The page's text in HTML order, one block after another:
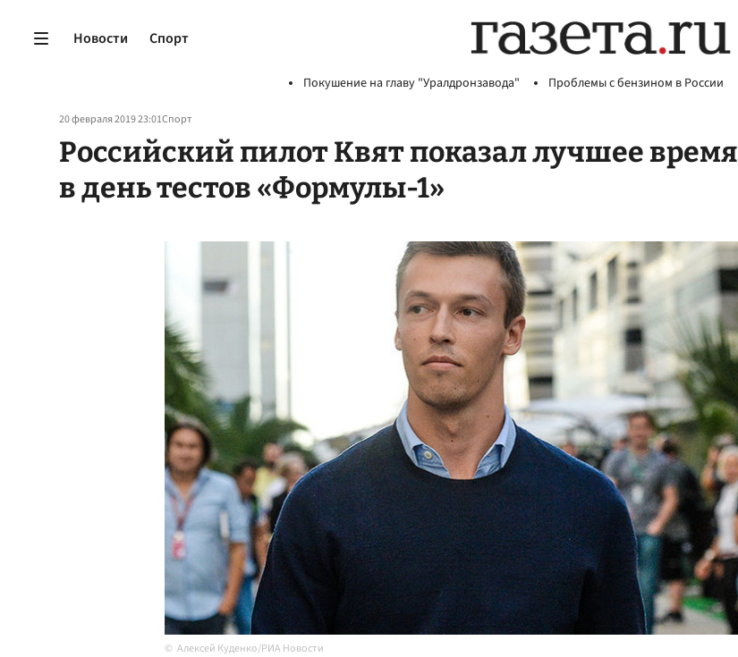
Новости Спорт
Покушение на главу "Уралдронзавода" Проблемы с бензином в России
20 февраля 2019 23:01Спорт
Российский пилот Квят показал лучшее время
в день тестов «Формулы-1»
Алексей Куденко/РИА Новости